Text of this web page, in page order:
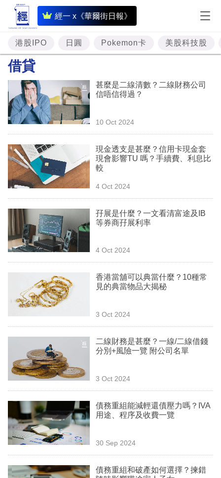
經一 x《華爾街日報》
即
時
財
經
題
資
樓
市
理
商
業
科
技
職
場
時
事
欄
訂
閱
區
港股IPO 日圓 Pokemon卡 美股科技股
借貸
甚麼是二線清數？二線財務公司
信唔信得過？
10 Oct 2024
現金透支是甚麼？信用卡現金套
現會影響TU 嗎？手續費、利息比
較
4 Oct 2024
孖展是什麼？一文看清富途及IB
等券商孖展利率
4 Oct 2024
香港當舖可以典當什麼？10種常
見的典當物品大揭秘
3 Oct 2024
二線財務是甚麼？一線/二線借錢
分別+風險一覽 附公司名單
3 Oct 2024
債務重組能減輕還債壓力嗎？IVA
用途、程序及收費一覽
30 Sep 2024
債務重組和破產如何選擇？揀錯